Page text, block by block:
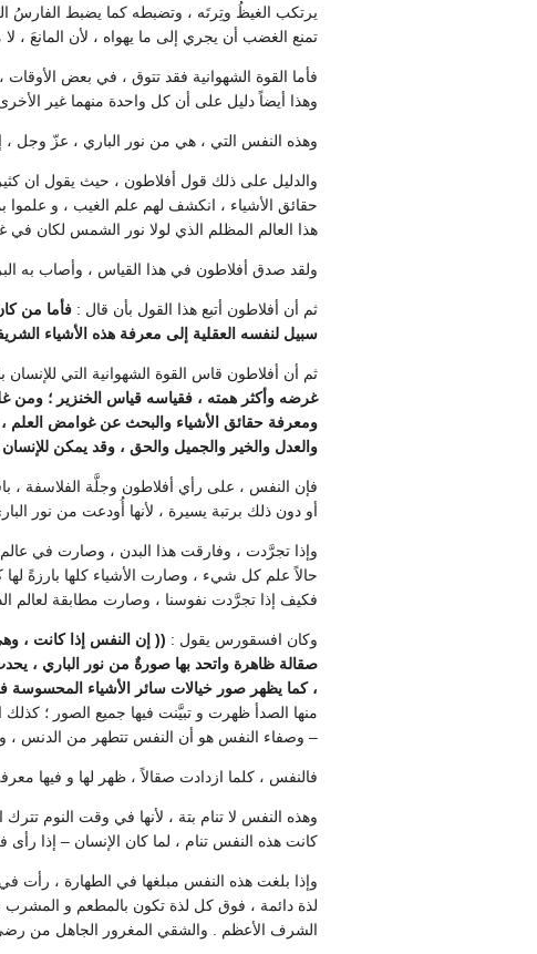
يرتكب الغيظُ وتِرتَه ، وتضبطه كما يضبط الفارسُ
تمنع الغضب أن يجري إلى ما يهواه ، لأن المانعَ ،
فأما القوة الشهوانية فقد تتوق ، في بعض
وهذا أيضاً دليل على أن كل واحدة منهما غير الأخرى
وهذه النفس التي ، هي من نور الباري ، عزّ وجل ،
والدليل على ذلك قول أفلاطون ، حيث يقول ان
حقائق الأشياء ، انكشف لهم علم الغيب ، و علموا
هذا العالم المظلم الذي لولا نور الشمس لكان
ولقد صدق أفلاطون في هذا القياس ، وأصاب به
ثم أن أفلاطون أتبع هذا القول بأن قال : فأما من
سبيل لنفسه العقلية إلى معرفة هذه الأشياء
ثم أن أفلاطون قاس القوة الشهوانية التي للإنسان
غرضه وأكثر همته ، فقياسه قياس الخنزير ؛ ومن
ومعرفة حقائق الأشياء والبحث عن غوامض العلم ،
والعدل والخير والجميل والحق ، وقد يمكن
فإن النفس ، على رأي أفلاطون وجلَّة الفلاسفة ،
أو دون ذلك برتبة يسيرة ، لأنها أُودعت من نور
وإذا تجرَّدت ، وفارقت هذا البدن ، وصارت في
حالاً علم كل شيء ، وصارت الأشياء كلها بارزةً
فكيف إذا تجرَّدت نفوسنا ، وصارت مطابقة لعالم
وكان افسقورس يقول : (( إن النفس إذا كانت ،
صقالة ظاهرة واتحد بها صورةٌ من نور الباري ،
، كما يظهر صور خيالات سائر الأشياء المحسوسة
منها الصدأ ظهرت و تبيَّنت فيها جميع الصور ؛
– وصفاء النفس هو أن النفس تتطهر من الدنس ،
فالنفس ، كلما ازدادت صقالاً ، ظهر لها و فيها معرفة
وهذه النفس لا تنام بتة ، لأنها في وقت النوم
كانت هذه النفس تنام ، لما كان الإنسان – إذا رأى
وإذا بلغت هذه النفس مبلغها في الطهارة ، رأت في
لذة دائمة ، فوق كل لذة تكون بالمطعم و المشرب
الشرف الأعظم . والشقي المغرور الجاهل من